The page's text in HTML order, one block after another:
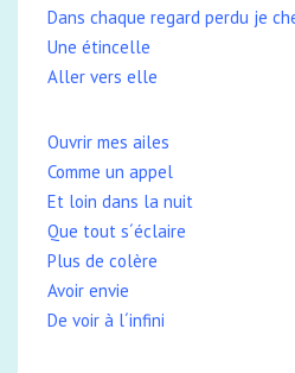
Dans chaque regard perdu je
Une étincelle
Aller vers elle
Ouvrir mes ailes
Comme un appel
Et loin dans la nuit
Que tout s´éclaire
Plus de colère
Avoir envie
De voir à l´infini